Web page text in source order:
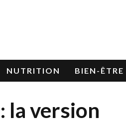
NUTRITION BIEN-ÊTRE
la version